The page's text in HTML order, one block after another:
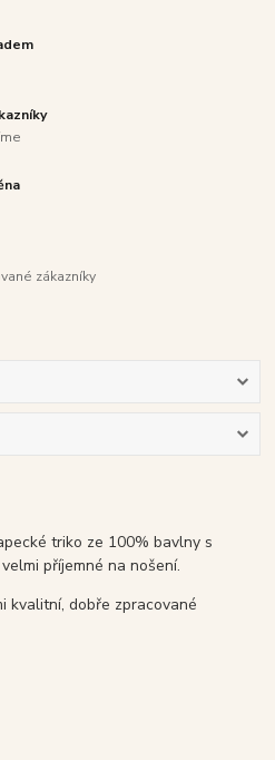
zákazníky
triko ze 100% bavlny s
příjemné na nošení.
kvalitní, dobře zpracované